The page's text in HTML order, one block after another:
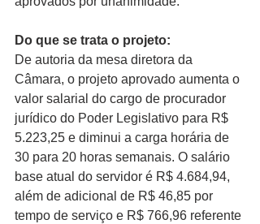
Do que se trata o projeto:
De autoria da mesa diretora da
Câmara, o projeto aprovado aumenta o
valor salarial do cargo de procurador
jurídico do Poder Legislativo para R$
5.223,25 e diminui a carga horária de
30 para 20 horas semanais. O salário
base atual do servidor é R$ 4.684,94,
além de adicional de R$ 46,85 por
tempo de serviço e R$ 766,96 referente